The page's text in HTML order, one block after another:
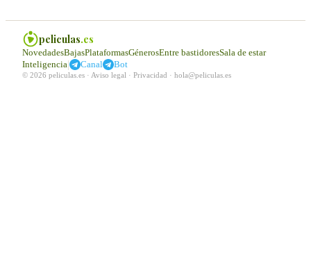
peliculas.es
NovedadesBajasPlataformasGénerosEntre bastidoresSala de estar
Inteligencia| Canal Bot
© 2026 peliculas.es · Aviso legal · Privacidad · hola@peliculas.es